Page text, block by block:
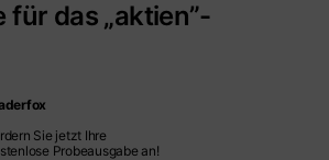
für das „aktien”-
Sie jetzt Ihre
Probeausgabe an!